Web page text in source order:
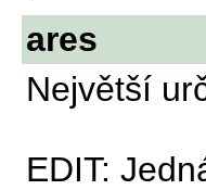
ares
Největší
EDIT: